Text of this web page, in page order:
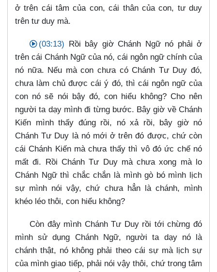
ở trên cái tâm của con, cái thân của con, tư duy
trên tư duy mà.
(03:13) Rồi bây giờ Chánh Ngữ nó phải ở
trên cái Chánh Ngữ của nó, cái ngôn ngữ chính của
nó nữa. Nếu mà con chưa có Chánh Tư Duy đó,
chưa làm chủ được cái ý đó, thì cái ngôn ngữ của
con nó sẽ nói bậy đó, con hiểu không? Cho nên
người ta dạy mình đi từng bước. Bây giờ về Chánh
Kiến mình thấy đúng rồi, nó xả rồi, bây giờ nó
Chánh Tư Duy là nó mới ở trên đó được, chứ còn
cái Chánh Kiến mà chưa thấy thì vô đó ức chế nó
mất đi. Rồi Chánh Tư Duy mà chưa xong mà lo
Chánh Ngữ thì chắc chắn là mình gò bó mình lịch
sự mình nói vậy, chứ chưa hẳn là chánh, mình
khéo léo thôi, con hiểu không?
Còn đây mình Chánh Tư Duy rồi tới chừng đó
mình sử dụng Chánh Ngữ, người ta dạy nó là
chánh thật, nó không phải theo cái sự mà lịch sự
của mình giao tiếp, phải nói vậy thôi, chứ trong tâm